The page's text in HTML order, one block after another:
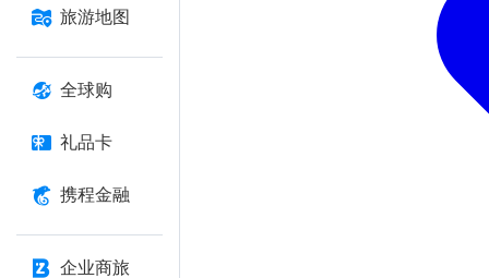
旅游地图
全球购
礼品卡
携程金融
企业商旅